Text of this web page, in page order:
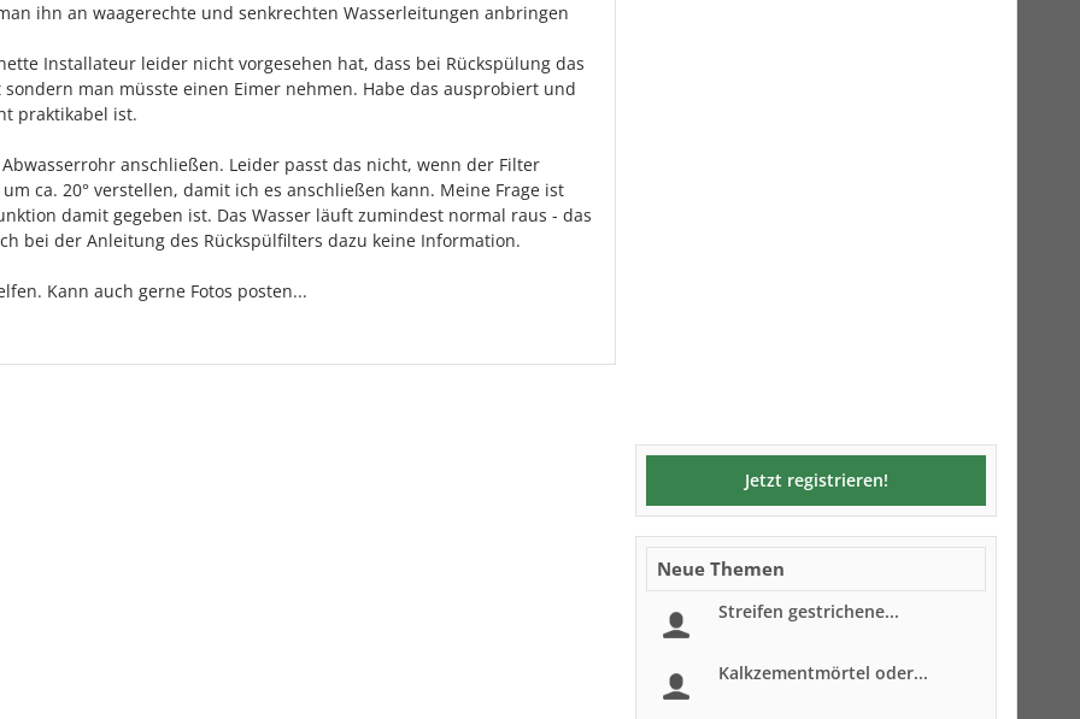
ihn an waagerechte und senkrechten Wasserleitungen anbringen
Installateur leider nicht vorgesehen hat, dass bei Rückspülung das
man müsste einen Eimer nehmen. Habe das ausprobiert und
praktikabel ist.
anschließen. Leider passt das nicht, wenn der Filter
ca. 20° verstellen, damit ich es anschließen kann. Meine Frage ist
damit gegeben ist. Das Wasser läuft zumindest normal raus - das
bei der Anleitung des Rückspülfilters dazu keine Information.
Kann auch gerne Fotos posten...
Jetzt registrieren!
Neue Themen
Streifen gestrichene...
Kalkzementmörtel oder...